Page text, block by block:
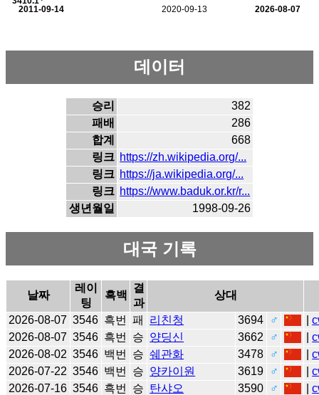
2020-09-13
2011-09-14 2026-08-07
데이터
승리
382
패배
286
합계
668
링크 https://zh.wikipedia.org/...
링크 https://ja.wikipedia.org/...
링크 https://www.baduk.or.kr/r...
생년월일
1998-09-26
대국 기록
날짜
레이
팅
흑백
결
과
상대
2026-08-07 3546 흑번 패 리친청 3694 ♂ |
2026-08-07 3546 흑번 승 양딩신 3662 ♂ |
2026-08-02 3546 백번 승 쉐관화 3478 ♂ |
2026-07-22 3546 백번 승 양카이원 3619 ♂ |
2026-07-16 3546 흑번 승 탄샤오 3590 ♂ |